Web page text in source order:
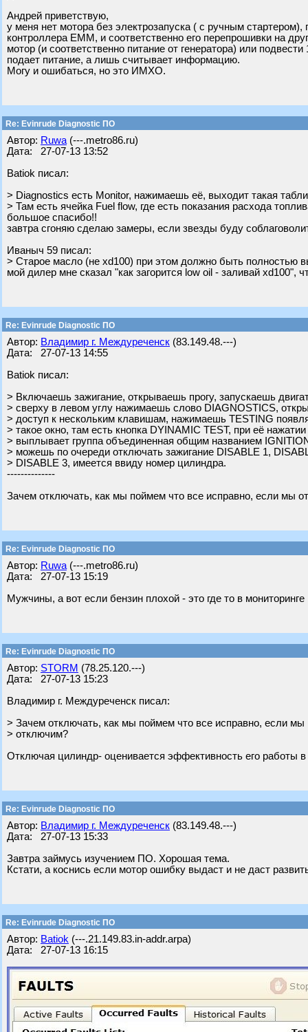
Андрей приветствую,
у меня нет мотора без электрозапуска ( с ручным
контроллера ЕММ, и соответственно его перепрошивки на
мотор (и соответственно питание от генератора) или
подает питание, а лишь считывает информацию.
Могу и ошибаться, но это ИМХО.
Re: Evinrude Diagnostic ПО
Автор: Ruwa (---.metro86.ru)
Дата: 27-07-13 13:52
Batiok писал:
> Diagnostics есть Monitor, нажимаешь её, выходит такая
> Там есть ячейка Fuel flow, где есть показания расхода
большое спасибо!!
завтра сгоняю сделаю замеры, если звезды буду
Ивaныч 59 писал:
> Старое масло (не xd100) при этом должно быть полностью
мой дилер мне сказал "как загорится low oil - заливай xd100",
Re: Evinrude Diagnostic ПО
Автор: Владимир г. Междуреченск (83.149.48.---)
Дата: 27-07-13 14:55
Batiok писал:
> Включаешь зажигание, открываешь прогу, запускаешь
> сверху в левом углу нажимаешь слово DIAGNOSTICS,
> доступ к нескольким клавишам, нажимаешь TESTING
> такое окно, там есть кнопка DYINAMIC TEST, при её нажатии
> выплывает группа объединенная общим названием
> можешь по очереди отключать зажигание DISABLE 1,
> DISABLE 3, имеется ввиду номер цилиндра.
--------------
Зачем отключать, как мы поймем что все исправно, если мы
Re: Evinrude Diagnostic ПО
Автор: Ruwa (---.metro86.ru)
Дата: 27-07-13 15:19
Мужчины, а вот если бензин плохой - это где то в
Re: Evinrude Diagnostic ПО
Автор: STORM (78.25.120.---)
Дата: 27-07-13 15:23
Владимир г. Междуреченск писал:
> Зачем отключать, как мы поймем что все исправно, если мы
> отключим?
Отключая цилиндр- оценивается эффективность его работы
Re: Evinrude Diagnostic ПО
Автор: Владимир г. Междуреченск (83.149.48.---)
Дата: 27-07-13 15:33
Завтра займусь изучением ПО. Хорошая тема.
Кстати, а коснись если мотор ошибку выдаст и не даст
Re: Evinrude Diagnostic ПО
Автор: Batiok (---.21.149.83.in-addr.arpa)
Дата: 27-07-13 16:15